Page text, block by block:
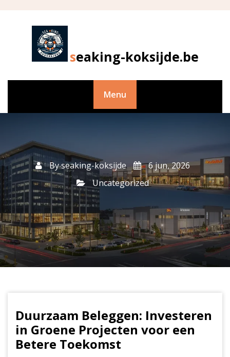
seaking-koksijde.be
Menu
Byseaking-koksijde
6 jun, 2026
Uncategorized
Duurzaam Beleggen: Investeren
in Groene Projecten voor een
Betere Toekomst